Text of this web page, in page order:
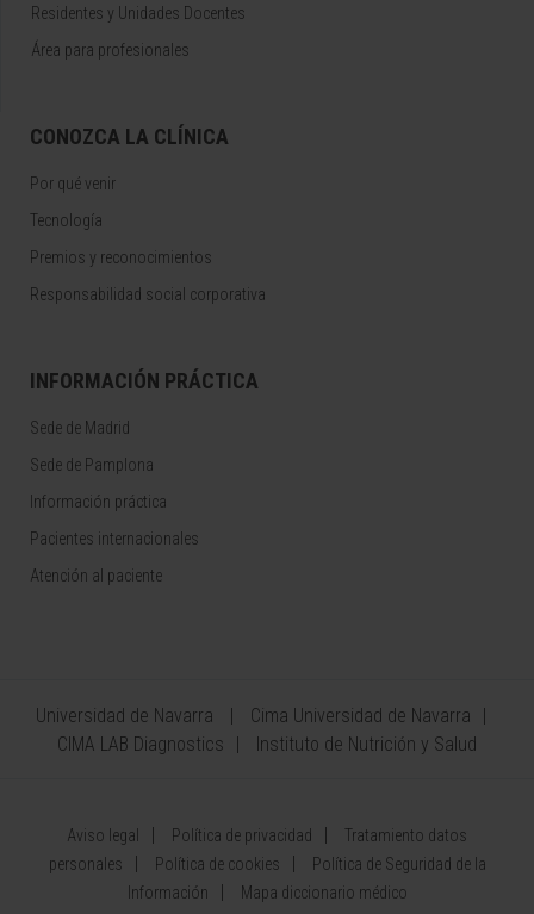
Residentes y Unidades Docentes
Área para profesionales
CONOZCA LA CLÍNICA
Por qué venir
Tecnología
Premios y reconocimientos
Responsabilidad social corporativa
INFORMACIÓN PRÁCTICA
Sede de Madrid
Sede de Pamplona
Información práctica
Pacientes internacionales
Atención al paciente
Universidad de Navarra
Cima Universidad de Navarra
CIMA LAB Diagnostics
Instituto de Nutrición y Salud
Aviso legal Política de privacidad
Tratamiento datos
personales
Política de cookies
Política de Seguridad de la
Información
Mapa diccionario médico